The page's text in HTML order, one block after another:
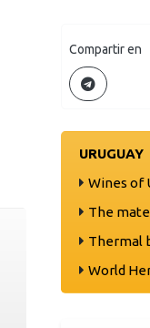
Compartir en
URUGUAY
Wines of
The mate
Thermal
World